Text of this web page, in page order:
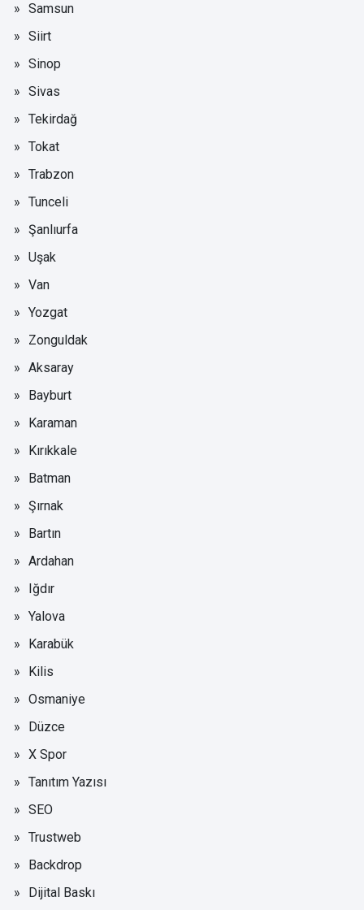
Samsun
Siirt
Sinop
Sivas
Tekirdağ
Tokat
Trabzon
Tunceli
Şanlıurfa
Uşak
Van
Yozgat
Zonguldak
Aksaray
Bayburt
Karaman
Kırıkkale
Batman
Şırnak
Bartın
Ardahan
Iğdır
Yalova
Karabük
Kilis
Osmaniye
Düzce
X Spor
Tanıtım Yazısı
SEO
Trustweb
Backdrop
Dijital Baskı